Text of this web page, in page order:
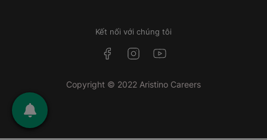
Kết nối với chúng tôi
Copyright © 2022 Aristino Careers